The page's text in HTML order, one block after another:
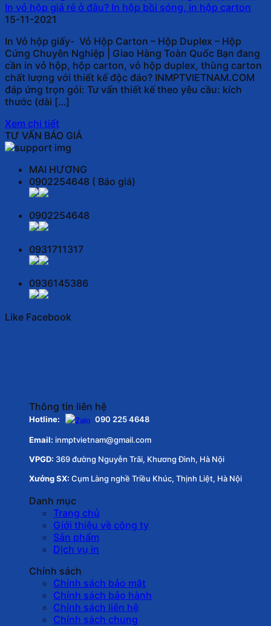
In vỏ hộp giá rẻ ở đâu? In hộp bồi sóng, in hộp carton
15-11-2021
In Vỏ hộp giấy- Vỏ Hộp Carton – Hộp Duplex – Hộp
Cứng Chuyên Nghiệp | Giao Hàng Toàn Quốc Bạn đang
cần in vỏ hộp, hộp carton, vỏ hộp duplex, thùng carton
chất lượng với thiết kế độc đáo? INMPTVIETNAM.COM
đáp ứng trọn gói: Tư vấn thiết kế theo yêu cầu: kích
thước (dài […]
Xem chi tiết
TƯ VẤN BÁO GIÁ
MAI HƯƠNG
0902254648 ( Báo giá)
0902254648
0931711317
0936145386
Like Facebook
Thông tin liên hệ
Hotline: 090 225 4648
Email: inmptvietnam@gmail.com
VPGD: 369 đường Nguyễn Trãi, Khương Đình, Hà Nội
Xưởng SX: Cụm Làng nghề Triều Khúc, Thịnh Liệt, Hà Nội
Danh mục
Trang chủ
Giới thiệu về công ty
Sản phẩm
Dịch vụ in
Chính sách
Chính sách bảo mật
Chính sách bảo hành
Chính sách liên hệ
Chính sách chung